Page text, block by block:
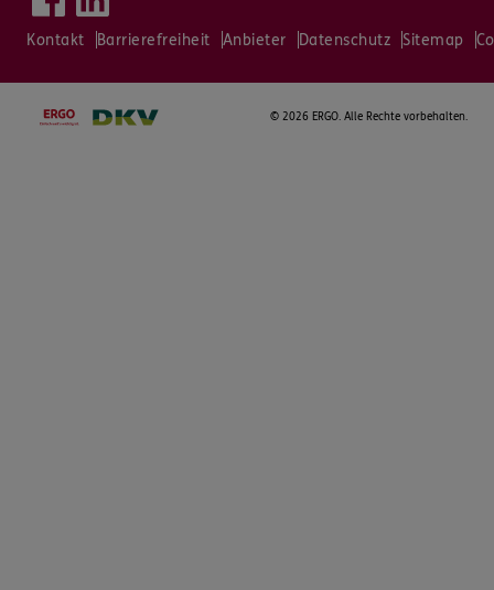
Kontakt Barrierefreiheit Anbieter Datenschutz Sitemap
© 2026 ERGO. Alle Rechte vorbehalten.